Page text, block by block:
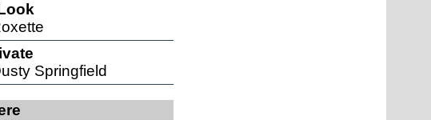
Springfield